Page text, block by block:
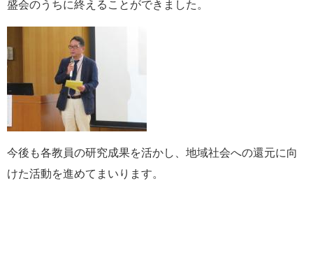
盛会のうちに終えることができました。
今後も各教員の研究成果を活かし、地域社会への還元に向
けた活動を進めてまいります。